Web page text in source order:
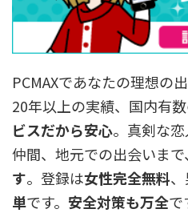
PCMAXであなたの理想の
20年以上の実績、国内有
ビスだから安心。真剣な
仲間、地元での出会いまで、
す。登録は女性完全無料
単です。 安全対策も万全で